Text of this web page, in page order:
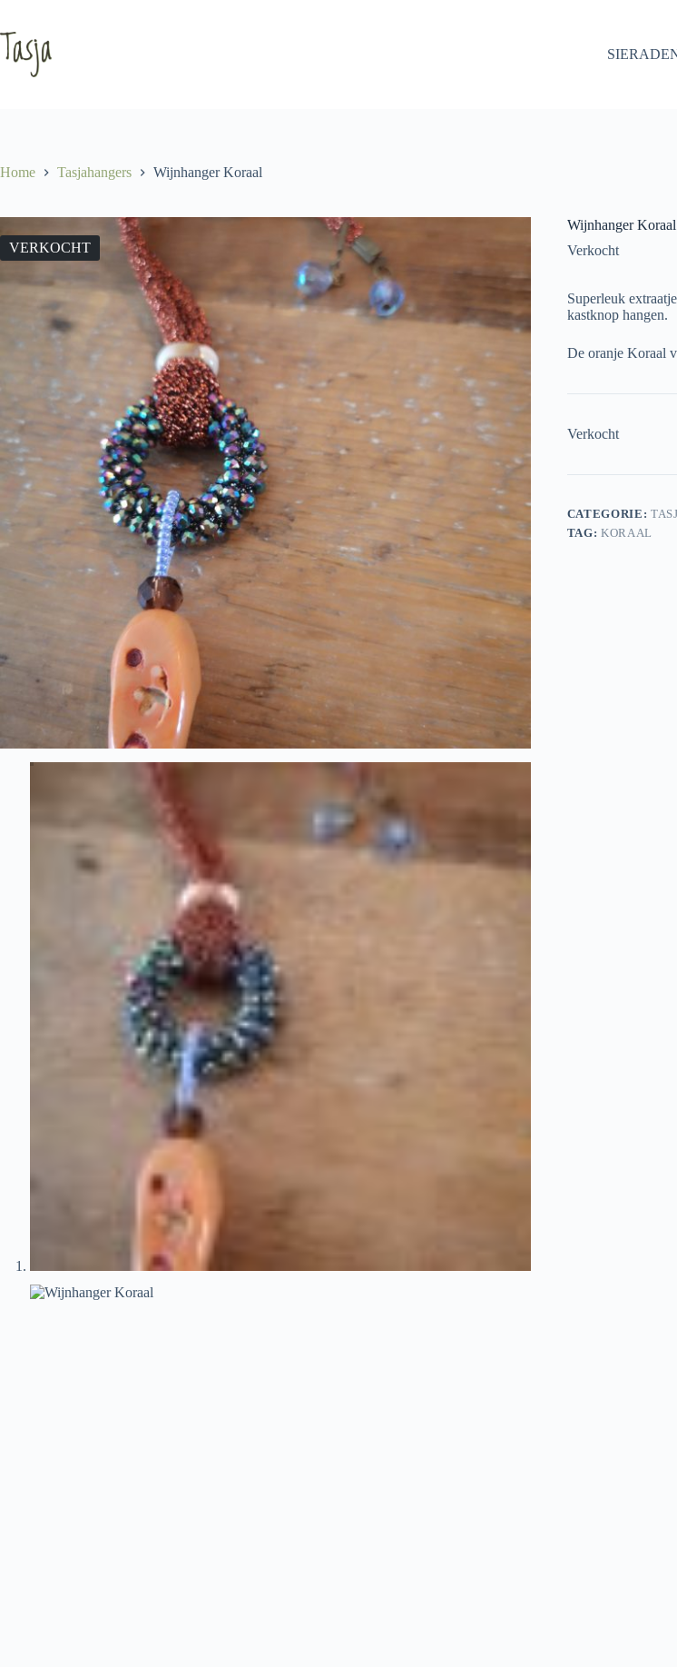
de
inhoud
Home Tasjahangers Wijnhanger Koraal
VERKOCHT
Wijnhanger Koraal
Verkocht
Superleuk
kastknop hangen.
De oranje Koraal
Verkocht
CATEGORIE:
TAG:KORAAL